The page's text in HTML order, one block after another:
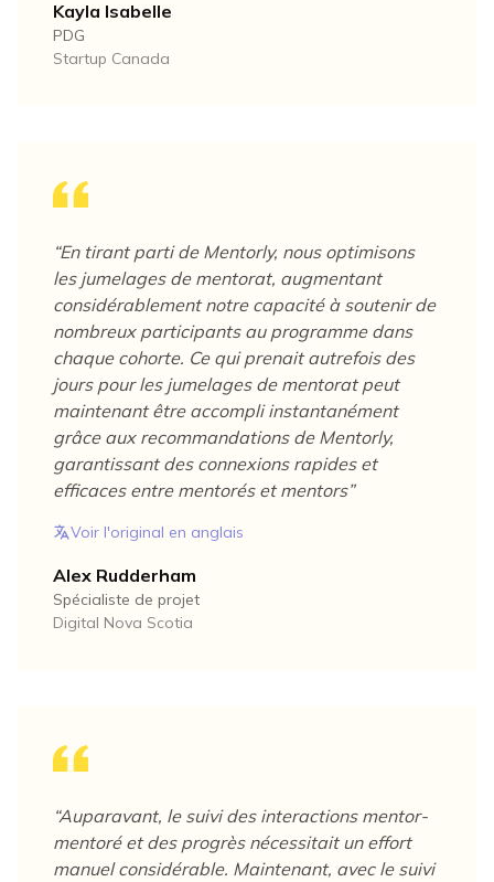
Kayla Isabelle
PDG
Startup Canada
“En tirant parti de Mentorly, nous optimisons
les jumelages de mentorat, augmentant
considérablement notre capacité à soutenir de
nombreux participants au programme dans
chaque cohorte. Ce qui prenait autrefois des
jours pour les jumelages de mentorat peut
maintenant être accompli instantanément
grâce aux recommandations de Mentorly,
garantissant des connexions rapides et
efficaces entre mentorés et mentors”
Voir l'original en anglais
Alex Rudderham
Spécialiste de projet
Digital Nova Scotia
“Auparavant, le suivi des interactions mentor-
mentoré et des progrès nécessitait un effort
manuel considérable. Maintenant, avec le suivi